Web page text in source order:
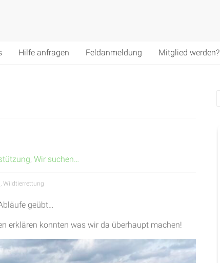
Hilfe anfragen Feldanmeldung Mitglied werden?
, Wir suchen…
, Wildtierrettung
geübt…
erklären konnten was wir da überhaupt machen!